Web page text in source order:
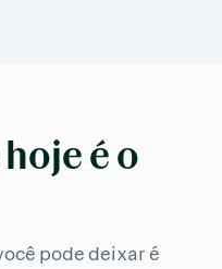
é o
pode deixar é